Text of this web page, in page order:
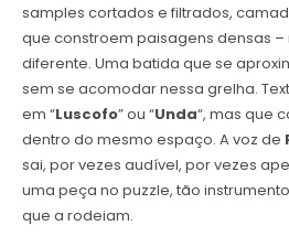
samples cortados e filtrados,
que constroem paisagens densas
diferente. Uma batida que se
sem se acomodar nessa grelha.
em “Luscofo” ou “Unda“, mas que
dentro do mesmo espaço. A voz de
sai, por vezes audível, por vezes
uma peça no puzzle, tão
que a rodeiam.